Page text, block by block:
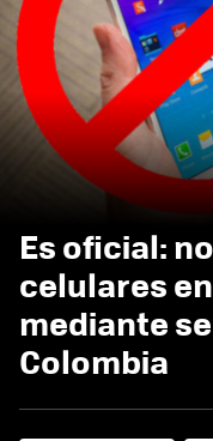
Es oficial:
celulares
mediante
Colombia